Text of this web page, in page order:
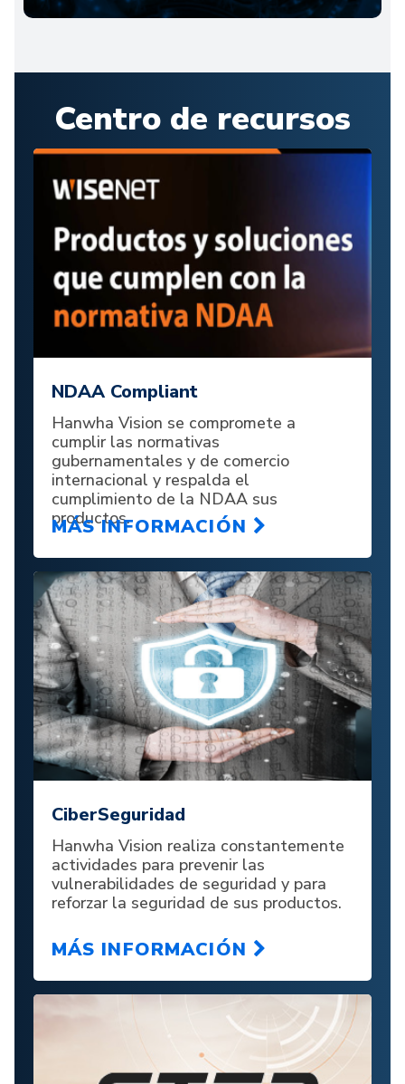
Centro de recursos
NDAA Compliant
Hanwha Vision se compromete a
cumplir las normativas
gubernamentales y de comercio
internacional y respalda el
cumplimiento de la NDAA sus
productos.
MÁS INFORMACIÓN
CiberSeguridad
Hanwha Vision realiza constantemente
actividades para prevenir las
vulnerabilidades de seguridad y para
reforzar la seguridad de sus productos.
MÁS INFORMACIÓN